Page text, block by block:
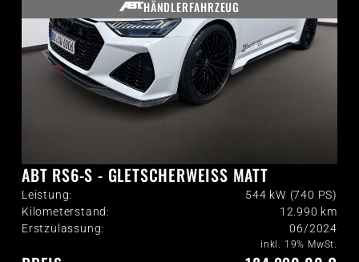
HÄNDLERFAHRZEUG
ABT RS6-S - GLETSCHERWEISS MATT
Leistung:
544 kW (740 PS)
Kilometerstand:
12.990 km
Erstzulassung:
06/2024
inkl. 19% MwSt.